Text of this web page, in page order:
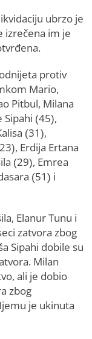
ubrzo je
izrečena im je
protiv
Mario,
Pitbul, Milana
Sipahi (45),
(31),
Erdija Ertana
(29), Emrea
(51) i
Elanur Tunu i
zatvora zbog
Sipahi dobile su
Milan
ali je dobio
zbog
je ukinuta